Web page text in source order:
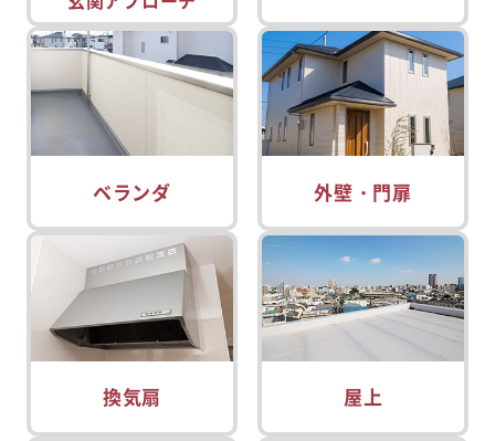
ベランダ 外壁・門扉
換気扇 屋上